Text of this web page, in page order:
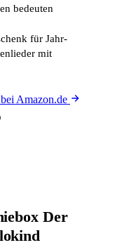
bedeuten
für Jahr-
mit
Amazon.de
Der